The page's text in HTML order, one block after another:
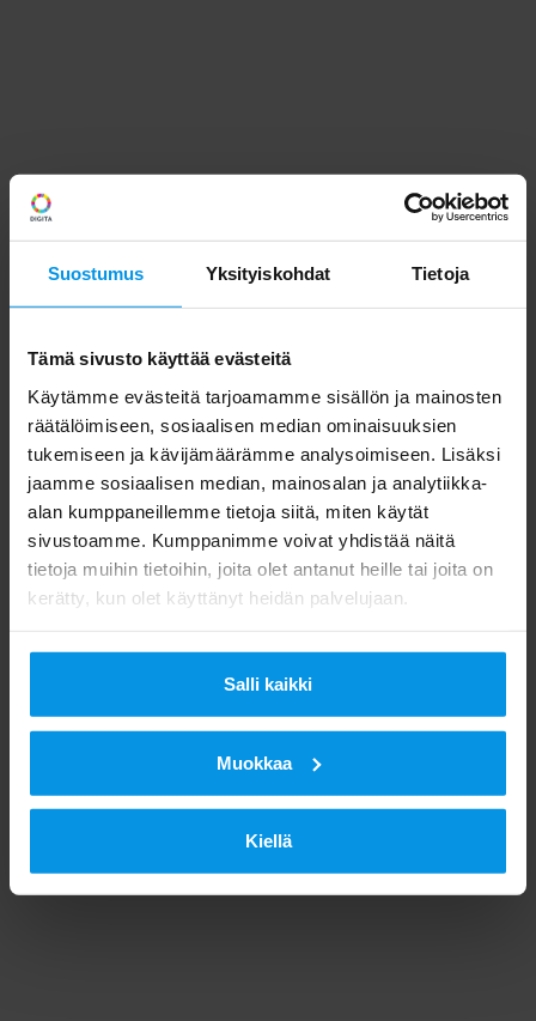
Suostumus Yksityiskohdat Tietoja
Tämä sivusto käyttää evästeitä
Käytämme evästeitä tarjoamamme sisällön ja mainosten
räätälöimiseen, sosiaalisen median ominaisuuksien
tukemiseen ja kävijämäärämme analysoimiseen. Lisäksi
jaamme sosiaalisen median, mainosalan ja analytiikka-
alan kumppaneillemme tietoja siitä, miten käytät
sivustoamme. Kumppanimme voivat yhdistää näitä
tietoja muihin tietoihin, joita olet antanut heille tai joita on
kerätty, kun olet käyttänyt heidän palvelujaan.
Salli kaikki
Muokkaa
Kiellä